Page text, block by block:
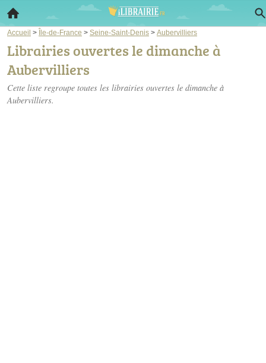
Accueil > Île-de-France > Seine-Saint-Denis > Aubervilliers
Librairies ouvertes le dimanche à
Aubervilliers
Cette liste regroupe toutes les librairies ouvertes le dimanche à
Aubervilliers.